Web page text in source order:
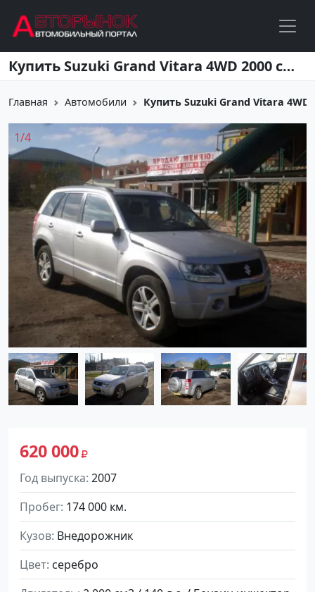
Перейти к основному содержанию Купить Suzuki Grand Vitara 4WD 2000 см3 АКПП (140 л.с.) Бензин инжектор в Краснодар: цвет серебро Внедорожник 2007 года по цене 620000 рублей, объявление №3144 на сайте Авторынок23
Главная Автомобили Купить Suzuki Grand Vitara
620 000
Год выпуска 2007
Пробег 174 000 км.
Кузов Внедорожник
Цвет серебро
1/4